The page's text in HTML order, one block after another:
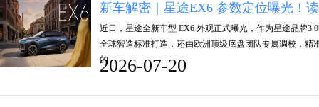
新车解密｜星途EX6 参数定位曝光！
近日，星途全新车型 EX6 外观正式曝光，作为星途品牌
全球智造标准打造，还由欧洲顶级底盘团队专属调校，
的……
2026-07-20